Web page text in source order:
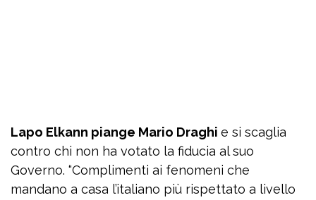
Lapo Elkann piange Mario Draghi e si scaglia
contro chi non ha votato la fiducia al suo
Governo. “Complimenti ai fenomeni che
mandano a casa l’italiano più rispettato a livello